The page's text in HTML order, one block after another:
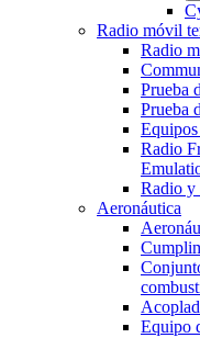
Radio móvil
Radio
Prueba
Prueba
Radio
Radio y
Aeronáutica
Equipo